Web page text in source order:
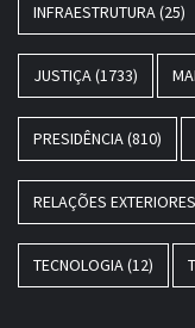
INFRAESTRUTURA(25)
JUSTIÇA(1733)
PRESIDÊNCIA(810)
RELAÇÕES EXTERIORES
TECNOLOGIA(12)